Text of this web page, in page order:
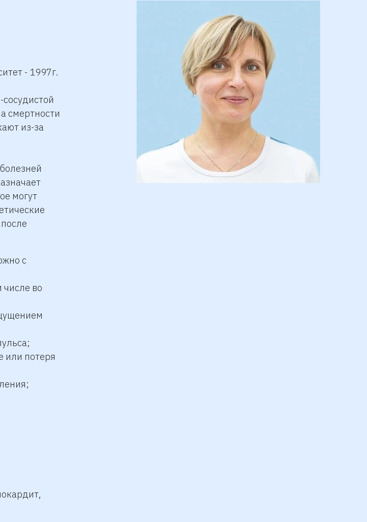
- 1997г.
смертности
из-за
могут
с
во
или потеря